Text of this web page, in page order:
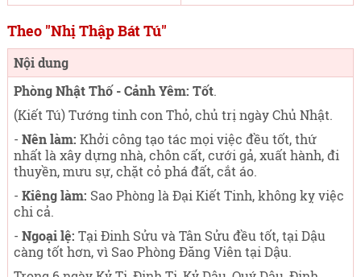
Theo "Nhị Thập Bát Tú"
Nội dung
Phòng Nhật Thố - Cảnh Yêm: Tốt.
(Kiết Tú) Tướng tinh con Thỏ, chủ trị ngày Chủ Nhật.
- Nên làm: Khởi công tạo tác mọi việc đều tốt, thứ
nhất là xây dựng nhà, chôn cất, cưới gả, xuất hành, đi
thuyền, mưu sự, chặt cỏ phá đất, cắt áo.
- Kiêng làm: Sao Phòng là Đại Kiết Tinh, không kỵ việc
chi cả.
- Ngoại lệ: Tại Đinh Sửu và Tân Sửu đều tốt, tại Dậu
càng tốt hơn, vì Sao Phòng Đăng Viên tại Dậu.